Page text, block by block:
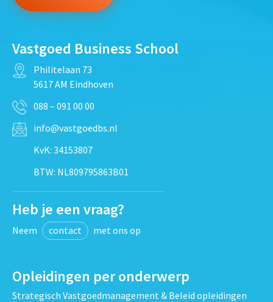
Vastgoed Business School
Philitelaan 73
5617 AM Eindhoven
088 – 091 00 00
info@vastgoedbs.nl
KvK: 34153807
BTW: NL809795863B01
Heb je een vraag?
Neem contact met ons op
Opleidingen per onderwerp
Strategisch Vastgoedmanagement & Beleid opleidingen